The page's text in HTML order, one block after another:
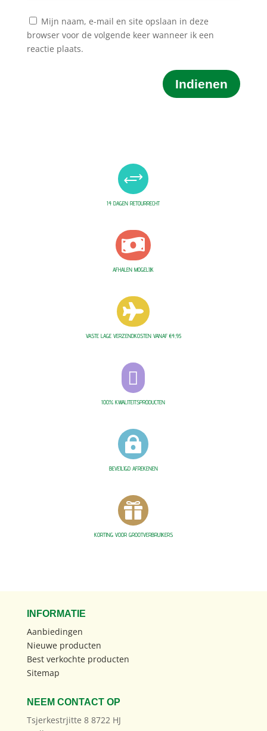
Mijn naam, e-mail en site opslaan in deze
browser voor de volgende keer wanneer ik een
reactie plaats.
Indienen
+
14 DAGEN RETOURRECHT

AFHALEN MOGELIJK

VASTE LAGE VERZENDKOSTEN VANAF €4,95

100% KWALITEITSPRODUCTEN

BEVEILIGD AFREKENEN

KORTING VOOR GROOTVERBRUIKERS
INFORMATIE
Aanbiedingen
Nieuwe producten
Best verkochte producten
Sitemap
NEEM CONTACT OP
Tsjerkestrjitte 8 8722 HJ